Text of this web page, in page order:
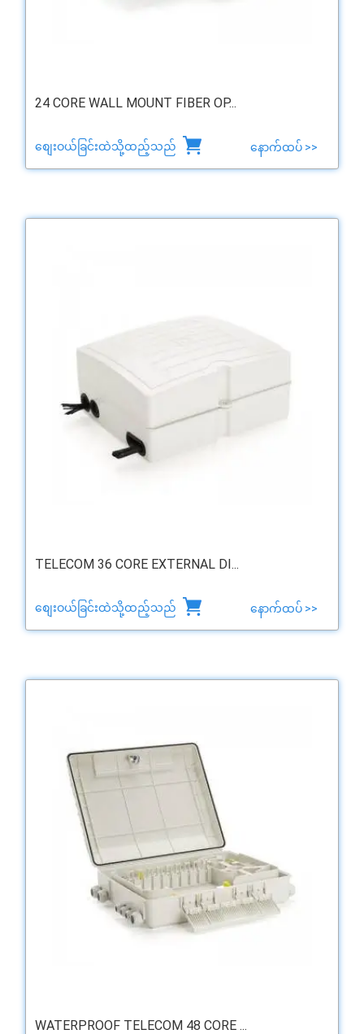
24 CORE WALL MOUNT FIBER OP...
စျေးဝယ်ခြင်းထဲသို့ထည့်သည် နောက်ထပ် >>
TELECOM 36 CORE EXTERNAL DI...
စျေးဝယ်ခြင်းထဲသို့ထည့်သည် နောက်ထပ် >>
WATERPROOF TELECOM 48 CORE ...